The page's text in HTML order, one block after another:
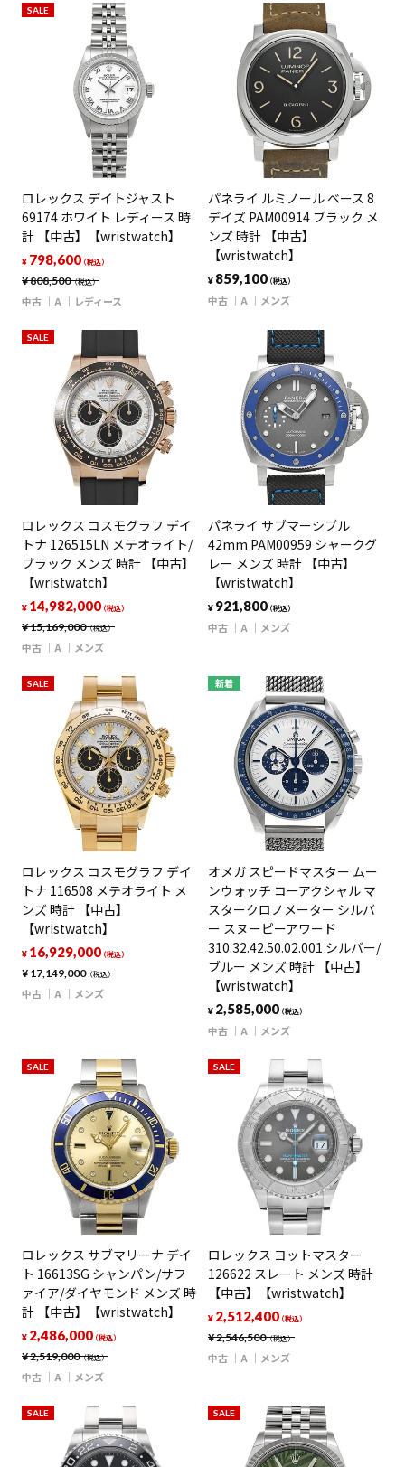
SALE
ロレックス デイトジャスト
69174 ホワイト レディース 時
計 【中古】【wristwatch】
¥808,500（税込）
¥ 798,600（税込）
中古 A レディース
パネライ ルミノール ベース 8
デイズ PAM00914 ブラック メ
ンズ 時計 【中古】
【wristwatch】
¥ 859,100（税込）
中古 A メンズ
SALE
ロレックス コスモグラフ デイ
トナ 126515LN メテオライト/
ブラック メンズ 時計 【中古】
【wristwatch】
¥15,169,000（税込）
¥ 14,982,000（税込）
中古 A メンズ
パネライ サブマーシブル
42mm PAM00959 シャークグ
レー メンズ 時計 【中古】
【wristwatch】
¥ 921,800（税込）
中古 A メンズ
SALE
ロレックス コスモグラフ デイ
トナ 116508 メテオライト メ
ンズ 時計 【中古】
【wristwatch】
¥17,149,000（税込）
¥ 16,929,000（税込）
中古 A メンズ
新着
オメガ スピードマスター ムー
ンウォッチ コーアクシャル マ
スタークロノメーター シルバ
ー スヌーピーアワード
310.32.42.50.02.001 シルバー/
ブルー メンズ 時計 【中古】
【wristwatch】
¥ 2,585,000（税込）
中古 A メンズ
SALE
ロレックス サブマリーナ デイ
ト 16613SG シャンパン/サフ
ァイア/ダイヤモンド メンズ 時
計 【中古】【wristwatch】
¥2,519,000（税込）
¥ 2,486,000（税込）
中古 A メンズ
SALE
ロレックス ヨットマスター
126622 スレート メンズ 時計
【中古】【wristwatch】
¥2,546,500（税込）
¥ 2,512,400（税込）
中古 A メンズ
SALE SALE